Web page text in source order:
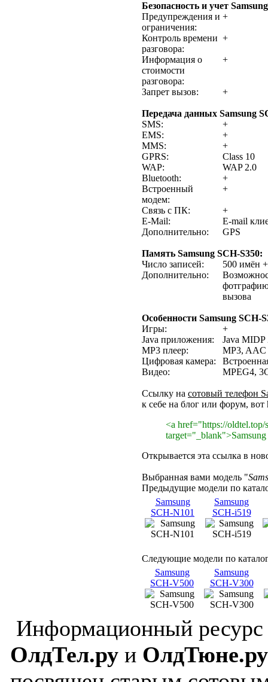
Безопасность и учет
Предупреждения и
ограничения:
+
Контроль времени
разговора:
+
Информация о
стоимости
разговора:
+
Запрет вызов: +
Передача данных Samsung
SMS:
+
EMS:
+
MMS:
+
GPRS:
Class 10
WAP:
WAP 2.0
Bluetooth:
+
Встроенный
модем:
+
Связь с ПК:
+
E-Mail:
E-mail
Дополнительно:
GPS
Память Samsung SCH-S350:
Число записей:
500 имён
Дополнительно:
вызова
Особенности Samsung SCH-
Игры:
+
Java приложения:
Java MIDP
MP3 плеер:
MP3, AAC
Цифровая камера:
Видео:
MPEG4,
Ссылку на сотовый телефон
к себе на блог или форум, вот
<a href="https://
Открывается эта ссылка в
Выбранная вами модель "
Предыдущие модели по
Samsung
SCH-N101
Samsung
SCH-i519
Следующие модели по
Samsung
SCH-V500
Samsung
SCH-V300
Информационный ресурс
ОлдТел.ру и ОлдТюне.ру